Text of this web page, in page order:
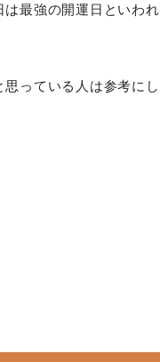
は最強の開運日といわれ
っている人は参考にし